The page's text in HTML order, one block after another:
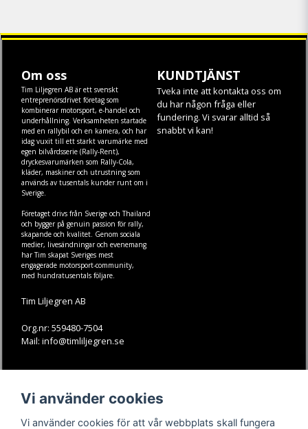
Om oss
Tim Liljegren AB är ett svenskt
entreprenörsdrivet företag som
kombinerar motorsport, e-handel och
underhållning. Verksamheten startade
med en rallybil och en kamera, och har
idag vuxit till ett starkt varumärke med
egen bilvårdsserie (Rally-Rent),
dryckesvarumärken som Rally-Cola,
kläder, maskineroch utrustning som
används av tusentals kunder runt om i
Sverige.
Företaget drivs från Sverige och Thailand
och bygger på genuin passion för rally,
skapande och kvalitet. Genom sociala
medier, livesändningar och evenemang
har Tim skapat Sveriges mest
engagerade motorsport-community,
med hundratusentals följare.
Tim Liljegren AB
Org.nr: 559480-7504
Mail: info@timliljegren.se
KUNDTJÄNST
Tveka inte att kontakta oss om
du har någon fråga eller
fundering. Vi svarar alltid så
snabbt vi kan!
Köpvillkor
Kontakt
Instagram
Vi använder cookies
Vi använder cookies för att vår webbplats skall fungera